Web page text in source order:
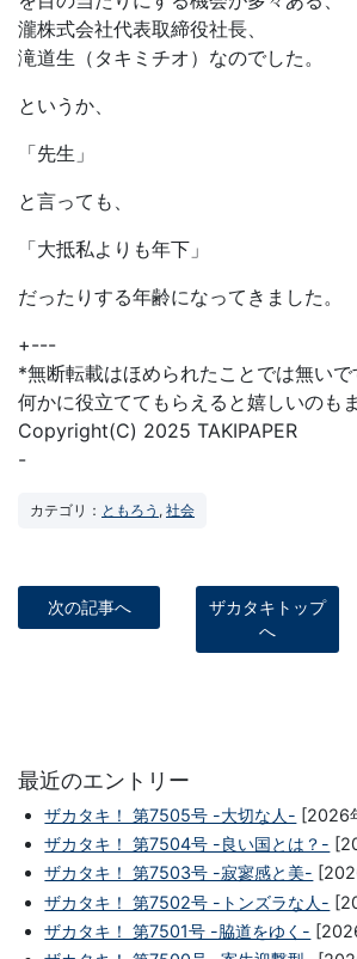
瀧株式会社代表取締役社長、
滝道生（タキミチオ）なのでした。
というか、
「先生」
と言っても、
「大抵私よりも年下」
だったりする年齢になってきました。
+---
*無断転載はほめられたことでは無いで
何かに役立ててもらえると嬉しいのも
Copyright(C) 2025 TAKIPAPER
-
カテゴリ： ともろう , 社会
次の記事へ
ザカタキトップ
へ
最近のエントリー
ザカタキ！ 第7505号 -大切な人- [2026
ザカタキ！ 第7504号 -良い国とは？-
ザカタキ！ 第7503号 -寂寥感と美-
ザカタキ！ 第7502号 -トンズラな人-
ザカタキ！ 第7501号 -脇道をゆく-